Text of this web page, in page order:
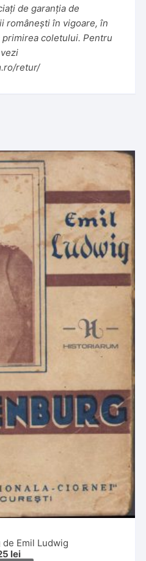
de garanția de
românești în vigoare, în
coletului. Pentru
retur/
Emil Ludwig
lei